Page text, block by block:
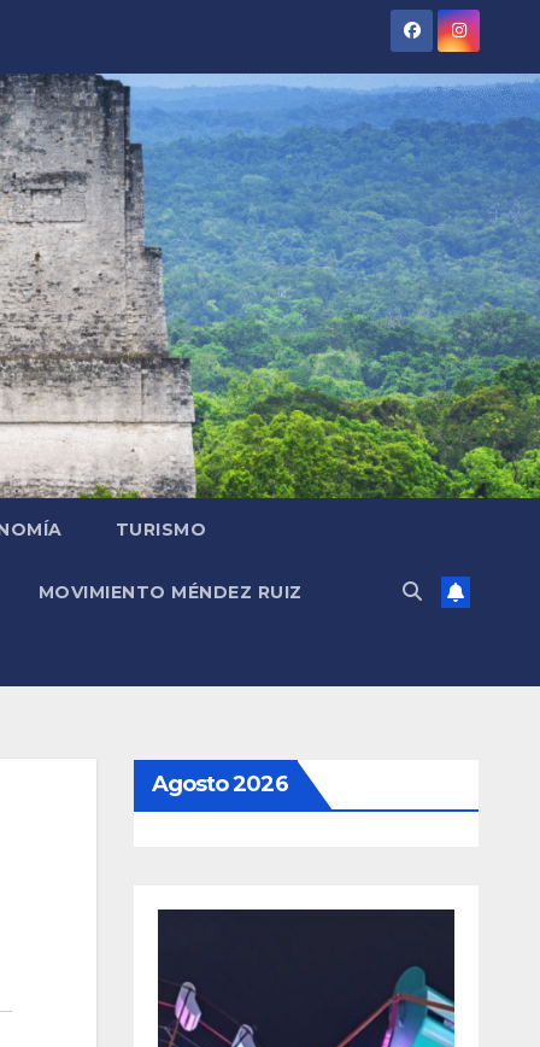
TURISMO
MOVIMIENTO MÉNDEZ RUIZ
Agosto 2026